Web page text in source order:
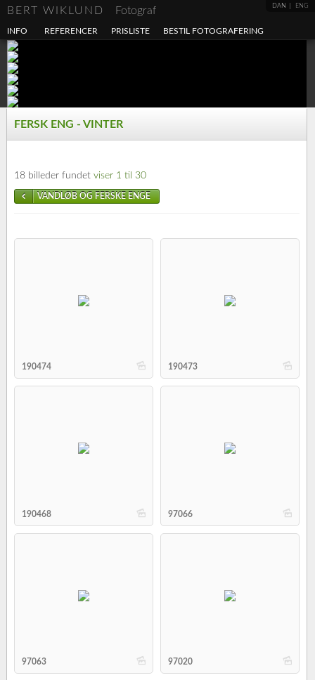
DAN ENG
BERT WIKLUND Fotograf
INFO REFERENCER PRISLISTE BESTIL FOTOGRAFERING
FERSK ENG - VINTER
18 billeder fundet viser 1 til 30
VANDLØB OG FERSKE ENGE
b
190474 b
190473
b
190468 b
97066
b
97063 b
97020